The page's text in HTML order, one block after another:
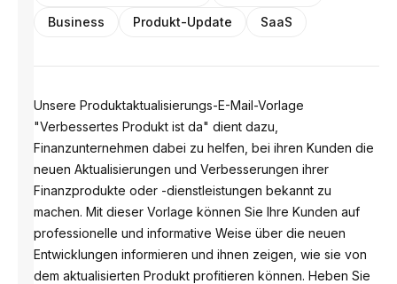
Business
Produkt-Update SaaS
Unsere Produktaktualisierungs-E-Mail-Vorlage
"Verbessertes Produkt ist da" dient dazu,
Finanzunternehmen dabei zu helfen, bei ihren Kunden die
neuen Aktualisierungen und Verbesserungen ihrer
Finanzprodukte oder -dienstleistungen bekannt zu
machen. Mit dieser Vorlage können Sie Ihre Kunden auf
professionelle und informative Weise über die neuen
Entwicklungen informieren und ihnen zeigen, wie sie von
dem aktualisierten Produkt profitieren können. Heben Sie